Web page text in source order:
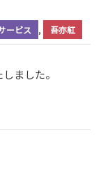
ービス , 吾亦紅
ました。